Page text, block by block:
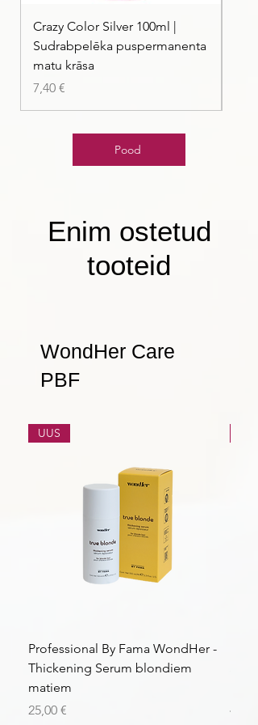
Crazy Color Silver 100ml |
Sudrabpelēka puspermanenta
matu krāsa
Price
7,40 €
Pood
Enim ostetud
tooteid
WondHer Care
PBF
UUS
Professional By Fama WondHer -
Thickening Serum blondiem
matiem
Price
25,00 €
Price
43,56